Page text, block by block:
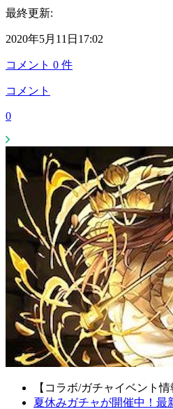
最終更新:
2020年5月11日17:02
コメント 0 件
コメント
0
【コラボ/ガチャイベント情
夏休みガチャが開催中！最